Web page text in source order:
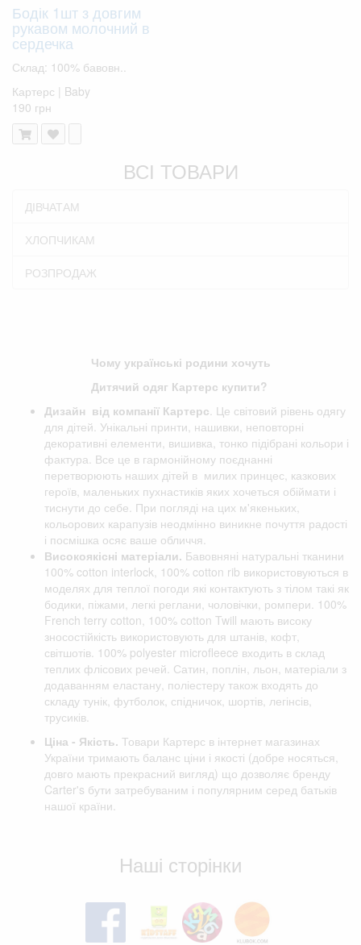
Бодік 1шт з довгим
рукавом молочний в
сердечка
Склад: 100% бавовн..
Картерс | Baby
190 грн
ВСІ ТОВАРИ
ДІВЧАТАМ
ХЛОПЧИКАМ
РОЗПРОДАЖ
Чому українські родини хочуть
Дитячий одяг Картерс купити?
Дизайн від компанії Картерс . Це світовий рівень одягу
для дітей. Унікальні принти, нашивки, неповторні
декоративні елементи, вишивка, тонко підібрані кольори і
фактура. Все це в гармонійному поєднанні
перетворюють наших дітей в милих принцес, казкових
героїв, маленьких пухнастиків яких хочеться обіймати і
тиснути до себе. При погляді на цих м'якеньких,
кольорових карапузів неодмінно виникне почуття радості
і посмішка осяє ваше обличчя.
Високоякісні матеріали. Бавовняні натуральні тканини
100% cotton interlock, 100% cotton rib використовуються в
моделях для теплої погоди які контактують з тілом такі як
бодики, піжами, легкі реглани, чоловічки, ромпери. 100%
French terry cotton, 100% cotton Twill мають високу
зносостійкість використовують для штанів, кофт,
світшотів. 100% polyester microfleece входить в склад
теплих флісових речей. Сатин, поплін, льон, матеріали з
додаванням еластану, поліестеру також входять до
складу тунік, футболок, спідничок, шортів, легінсів,
трусиків.
Ціна - Якість. Товари Картерс в інтернет магазинах
України тримають баланс ціни і якості (добре носяться,
довго мають прекрасний вигляд) що дозволяє бренду
Carter's бути затребуваним і популярним серед батьків
нашої країни.
Наші сторінки